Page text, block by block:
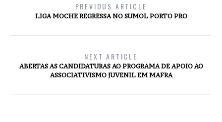
PREVIOUS ARTICLE
LIGA MOCHE REGRESSA NO SUMOL PORTO PRO
NEXT ARTICLE
ABERTAS AS CANDIDATURAS AO PROGRAMA DE APOIO AO
ASSOCIATIVISMO JUVENIL EM MAFRA